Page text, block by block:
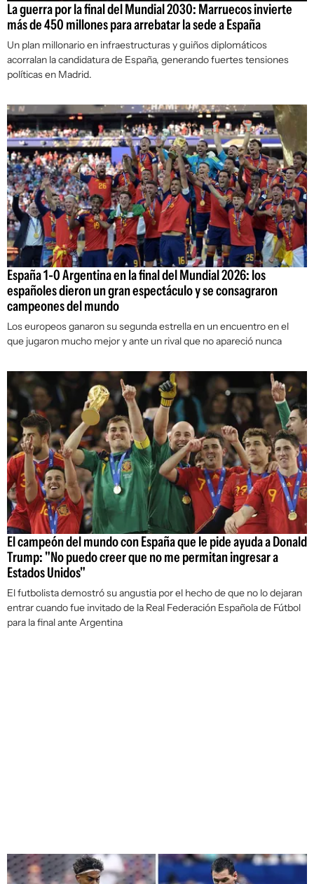
La guerra por la final del Mundial 2030: Marruecos invierte
más de 450 millones para arrebatar la sede a España
Un plan millonario en infraestructuras y guiños diplomáticos
acorralan la candidatura de España, generando fuertes tensiones
políticas en Madrid.
España 1-0 Argentina en la final del Mundial 2026: los
españoles dieron un gran espectáculo y se consagraron
campeones del mundo
Los europeos ganaron su segunda estrella en un encuentro en el
que jugaron mucho mejor y ante un rival que no apareció nunca
El campeón del mundo con España que le pide ayuda a Donald
Trump: "No puedo creer que no me permitan ingresar a
Estados Unidos"
El futbolista demostró su angustia por el hecho de que no lo dejaran
entrar cuando fue invitado de la Real Federación Española de Fútbol
para la final ante Argentina